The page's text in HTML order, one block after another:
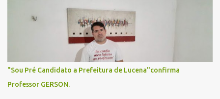
"Sou Pré Candidato a Prefeitura de Lucena"confirma
Professor GERSON.